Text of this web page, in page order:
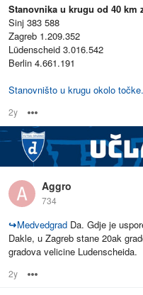
Stanovnika u krugu od 40 km
Sinj 383 588
Zagreb 1.209.352
Lüdenscheid 3.016.542
Berlin 4.661.191
Stanovništo u krugu okolo točke.
2y
Aggro
734
↪Medvedgrad Da. Gdje je
Dakle, u Zagreb stane 20ak
gradova velicine Ludenscheida.
2y